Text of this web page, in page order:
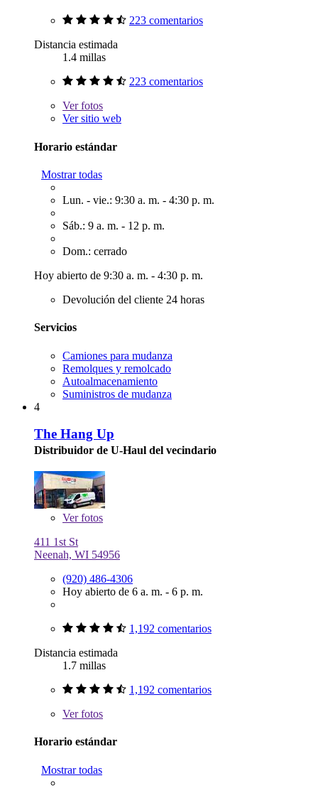
223 comentarios
Distancia estimada
1.4 millas
223 comentarios
Verfotos
Ver sitio web
Horario estándar
Mostrar todas
Lun. - vie.: 9:30 a. m. - 4:30 p. m.
Sáb.: 9 a. m. - 12 p. m.
Dom.: cerrado
Hoy abierto de 9:30 a. m. - 4:30 p. m.
Devolución del cliente 24 horas
Servicios
Camiones para mudanza
Remolques y remolcado
Autoalmacenamiento
Suministros de mudanza
4
The Hang Up
Distribuidor de U-Haul del vecindario
Verfotos
411 1st St
Neenah, WI 54956
(920) 486-4306
Hoy abierto de 6 a. m. - 6 p. m.
1,192 comentarios
Distancia estimada
1.7 millas
1,192 comentarios
Verfotos
Horario estándar
Mostrar todas